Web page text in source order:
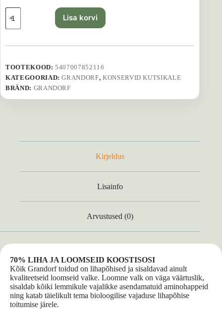
GRANDORF
Puppy
Lamb
Turkey
Lisa korvi
TOOTEKOOD:5407007852116
KATEGOORIAD:GRANDORF, KONSERVID KUTSIKALE
BRÄND: GRANDORF
Kirjeldus
Lisainfo
Arvustused (0)
70% LIHA JA LOOMSEID KOOSTISOSI
Kõik Grandorf toidud on lihapõhised ja sisaldavad ainult
kvaliteetseid loomseid valke. Loomne valk on väga väärtuslik,
sisaldab kõiki lemmikule vajalikke asendamatuid aminohappeid
ning katab täielikult tema bioloogilise vajaduse lihapõhise
toitumise järele.